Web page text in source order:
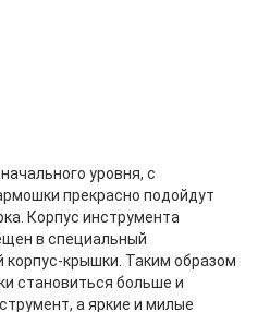
уровня, с
прекрасно подойдут
Корпус инструмента
в специальный
крышки. Таким образом
становиться больше и
а яркие и милые